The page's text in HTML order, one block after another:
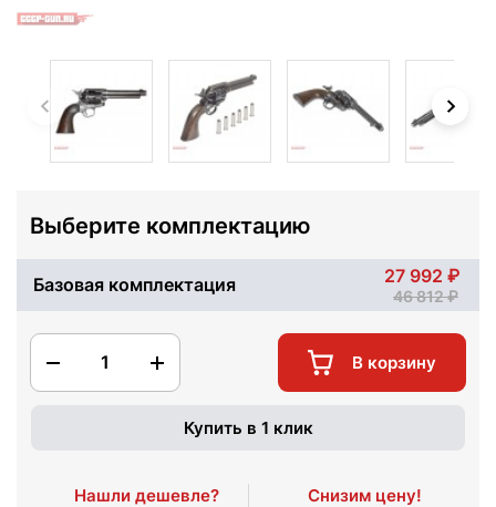
Выберите комплектацию
Базовая комплектация 27 992
46 812
1 В корзину
Купить в 1 клик
Нашли дешевле? Снизим цену!